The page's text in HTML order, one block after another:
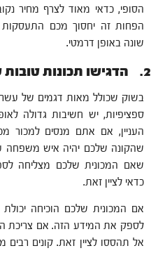
הסופי, כדאי מאוד לצרף מחיר
הפחות זה יחסוך מכם התעסקות
שונה באופן דרמטי.
2. הדגישו תכונות טובות של הרכב בהקשר שימושי
בשוק שכולל מאות דגמים של
ספציפיות, יש חשיבות גדולה
שהקונה שלכם יהיה איש משפחה
שאם המכונית שלכם מצליחה
כדאי לציין זאת.
אם המכונית שלכם הוכיחה
לספק את המידע הזה. אם צריכת
אל תהססו לציין זאת. קונים